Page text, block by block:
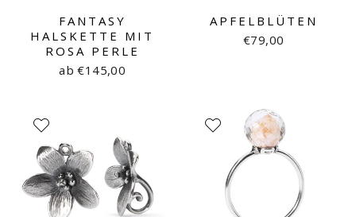
FANTASY
HALSKETTE MIT
ROSA PERLE
ab €145,00
APFELBLÜTEN
€79,00